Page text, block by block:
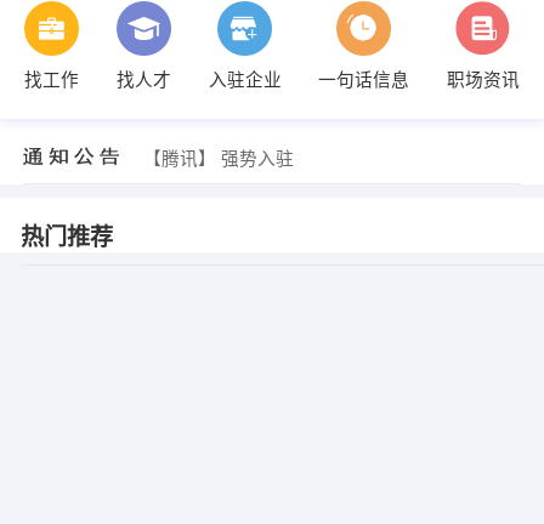
找工作 找人才 入驻企业 一句话信息 职场资讯
【夏天】 强势入驻
【腾讯】 强势入驻
【腾讯】 强势入驻
热门推荐